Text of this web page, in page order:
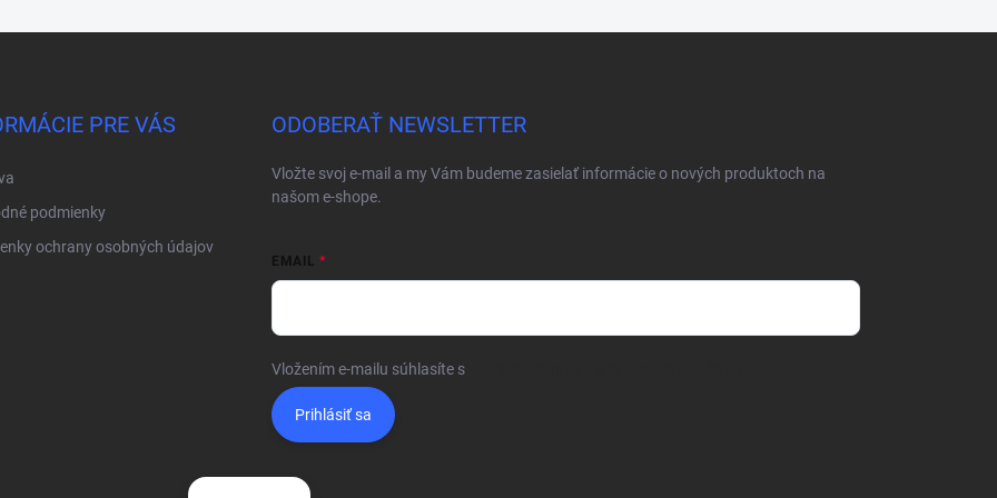
PRE VÁS
podmienky
ochrany osobných údajov
ODOBERAŤ NEWSLETTER
Vložte svoj e-mail a my Vám budeme zasielať informácie o nových produktoch na
našom e-shope.
EMAIL
Vložením e-mailu súhlasíte s
Prihlásiť sa